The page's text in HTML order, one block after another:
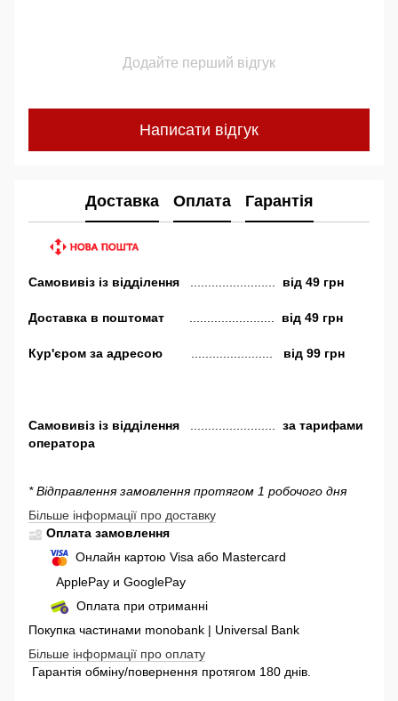
Додайте перший відгук
Написати відгук
Доставка Оплата Гарантія
Самовивіз із відділення ........................ від 49 грн
Доставка в поштомат ........................ від 49 грн
Кур'єром за адресою ....................... від 99 грн
Самовивіз із відділення ........................ за тарифами
оператора
* Відправлення замовлення протягом 1 робочого дня
Більше інформації про доставку
Оплата замовлення
Онлайн картою Visa або Mastercard
ApplePay и GooglePay
Оплата при отриманні
Покупка частинами monobank | Universal Bank
Більше інформації про оплату
Гарантія обміну/повернення протягом 180 днів.